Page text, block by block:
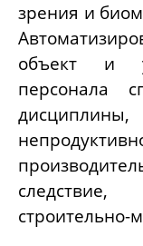
зрения и
объект и
персонала
строительно-